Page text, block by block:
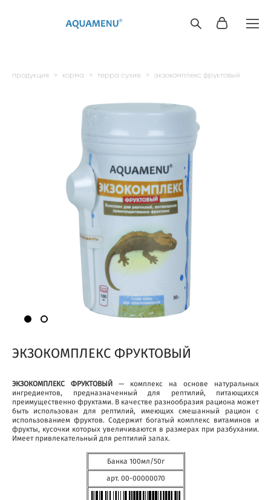
продукция > корма > терра сухие > экзокомплекс фруктовый
ЭКЗОКОМПЛЕКС ФРУКТОВЫЙ
ЭКЗОКОМПЛЕКС ФРУКТОВЫЙ — комплекс на основе натуральных
ингредиентов, предназначенный для рептилий, питающихся
преимущественно фруктами. В качестве разнообразия рациона может
быть использован для рептилий, имеющих смешанный рацион с
использованием фруктов. Содержит богатый комплекс витаминов и
фрукты, кусочки которых увеличиваются в размерах при разбухании.
Имеет привлекательный для рептилий запах.
Банка 100мл/50г
арт. 00-00000070